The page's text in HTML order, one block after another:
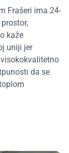
Frašeri ima 24-
kaže
uniji jer
da se